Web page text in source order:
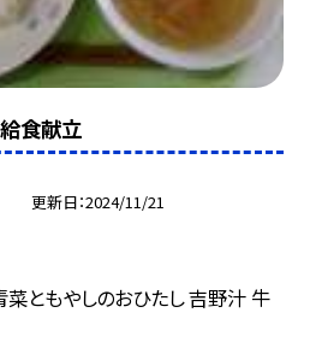
食献立
更新日 2024/11/21
ともやしのおひたし 吉野汁 牛